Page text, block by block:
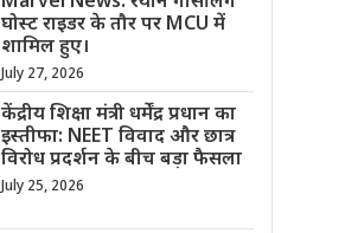
घोस्ट राइडर के तौर पर MCU में
शामिल हुए।
July 27, 2026
केंद्रीय शिक्षा मंत्री धर्मेंद्र प्रधान का
इस्तीफा: NEET विवाद और छात्र
विरोध प्रदर्शन के बीच बड़ा फैसला
July 25, 2026